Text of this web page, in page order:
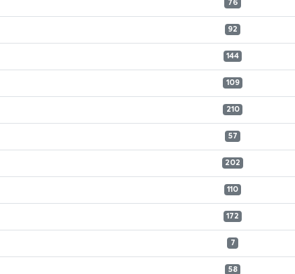
76
92
144
109
210
57
202
110
172
7
58